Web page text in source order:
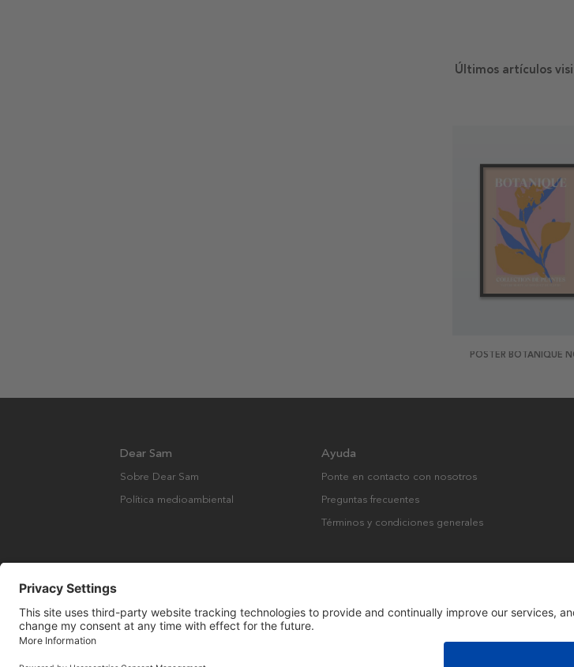
Últimos artículos
POSTER BOTANIQUE
Dear Sam
Sobre Dear Sam
Política medioambiental
Ayuda
Ponte en contacto con nosotros
Preguntas frecuentes
Términos y condiciones generales